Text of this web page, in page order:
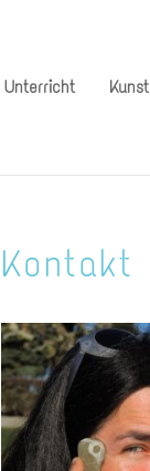
Unterricht Kunst
Kontakt